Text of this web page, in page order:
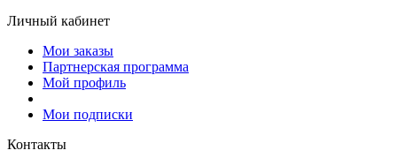
Личный кабинет
Мои заказы
Партнерская программа
Мой профиль
Мои подписки
Контакты